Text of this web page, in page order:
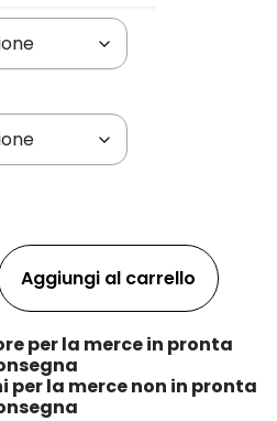
Aggiungi al carrello
per la merce in pronta
per la merce non in pronta